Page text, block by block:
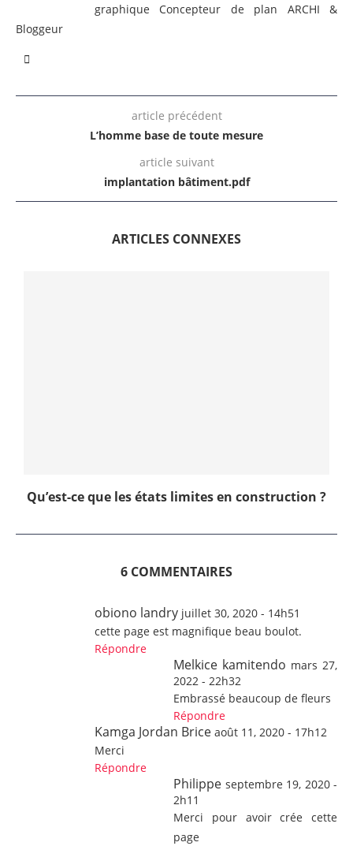
graphique Concepteur de plan ARCHI &
Bloggeur
article précédent
L’homme base de toute mesure
article suivant
implantation bâtiment.pdf
ARTICLES CONNEXES
Qu’est-ce que les états limites en construction ?
6 COMMENTAIRES
obiono landry juillet 30, 2020 - 14h51
cette page est magnifique beau boulot.
Répondre
Melkice kamitendo mars 27,
2022 - 22h32
Embrassé beaucoup de fleurs
Répondre
Kamga Jordan Brice août 11, 2020 - 17h12
Merci
Répondre
Philippe septembre 19, 2020 -
2h11
Merci pour avoir crée cette
page